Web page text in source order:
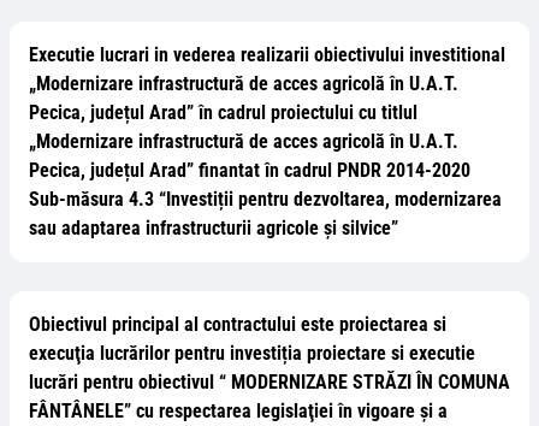
Executie lucrari in vederea realizarii obiectivului investitional
„Modernizare infrastructură de acces agricolă în U.A.T.
Pecica, județul Arad” în cadrul proiectului cu titlul
„Modernizare infrastructură de acces agricolă în U.A.T.
Pecica, județul Arad” finantat în cadrul PNDR 2014-2020
Sub-măsura 4.3 “Investiții pentru dezvoltarea, modernizarea
sau adaptarea infrastructurii agricole și silvice”
Obiectivul principal al contractului este proiectarea si
execuţia lucrărilor pentru investiția proiectare si executie
lucrări pentru obiectivul “ MODERNIZARE STRĂZI ÎN COMUNA
FÂNTÂNELE” cu respectarea legislaţiei în vigoare şi a